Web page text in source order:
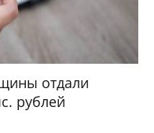
отдали
рублей